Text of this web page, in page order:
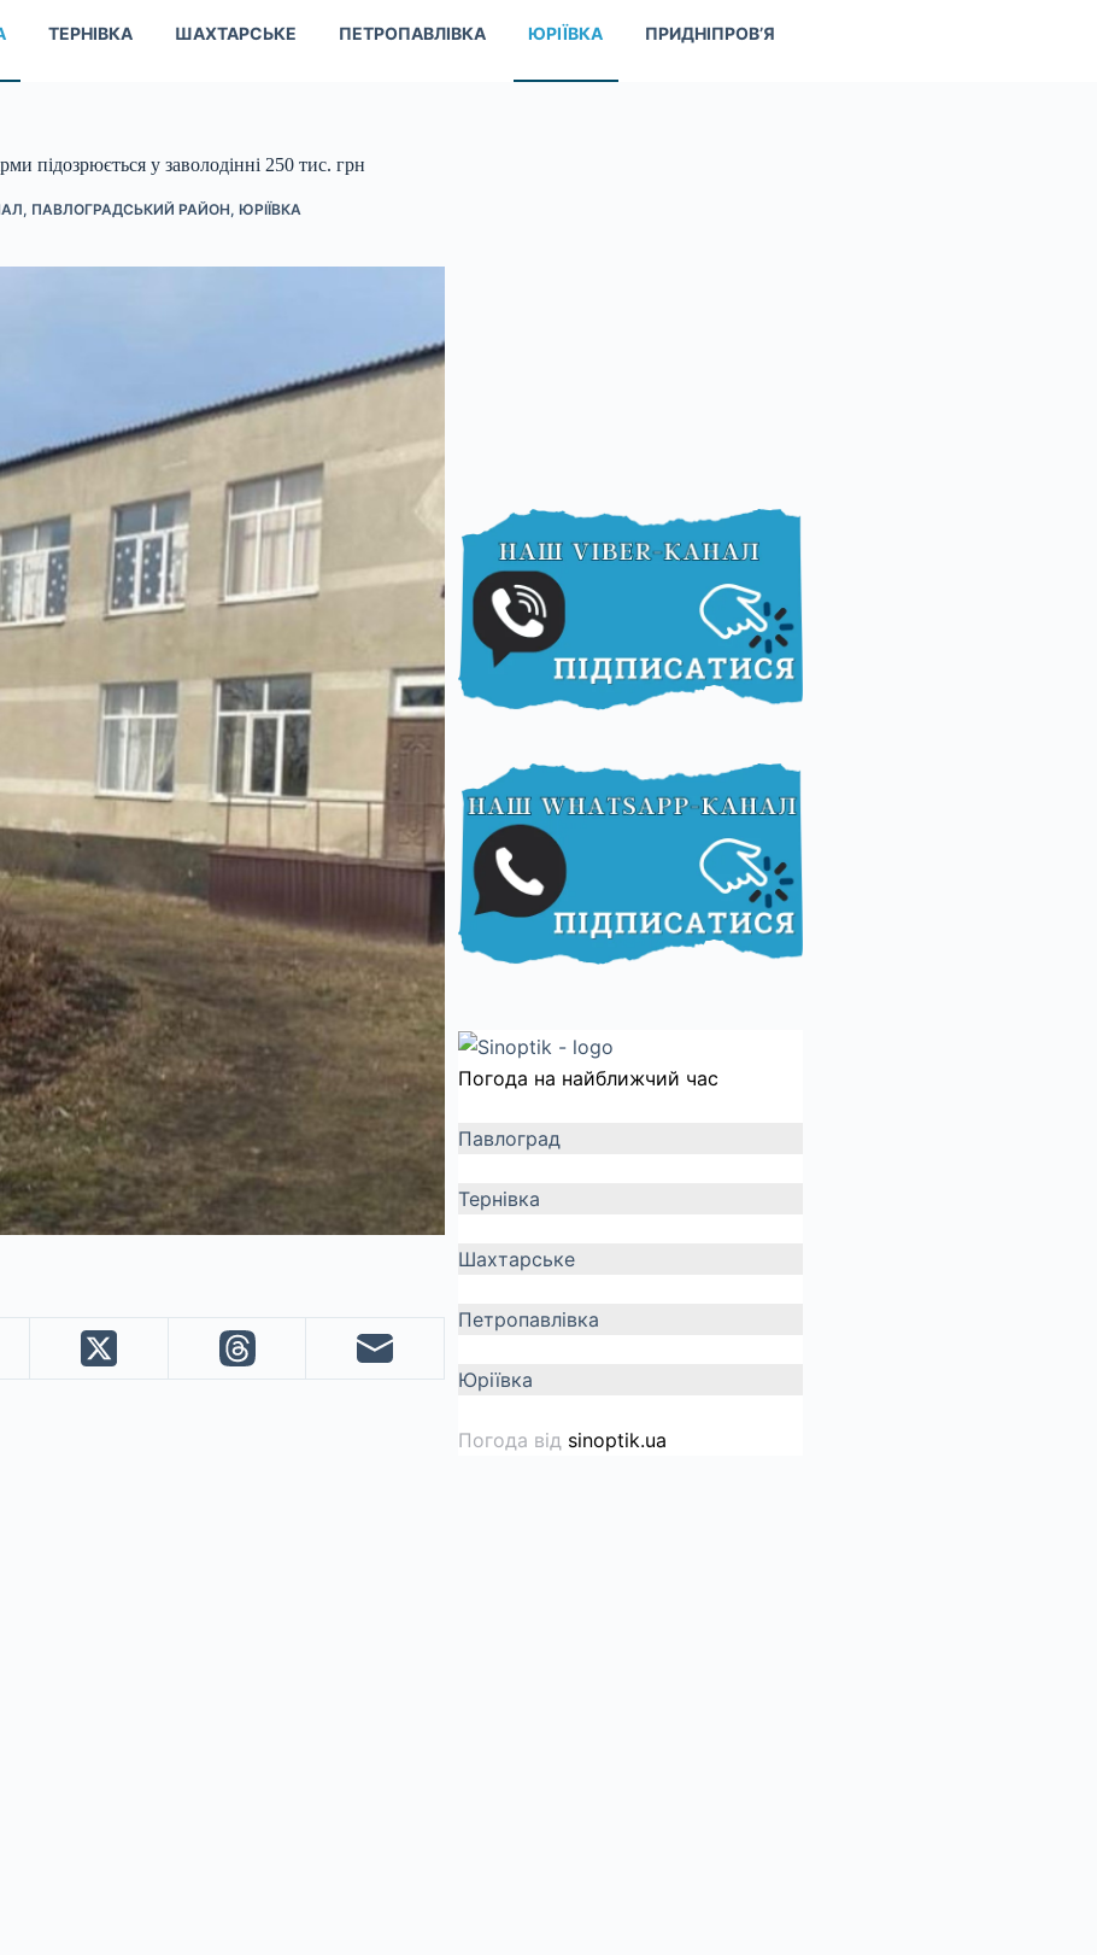
ТЕРНІВКА ШАХТАРСЬКЕ ПЕТРОПАВЛІВКА ЮРІЇВКА ПРИДНІПРОВ’Я
підозрюється у заволодінні 250 тис. грн
, ПАВЛОГРАДСЬКИЙ РАЙОН, ЮРІЇВКА
Погода на найближчий час
Павлоград
Тернівка
Шахтарське
Петропавлівка
Юріївка
Погода від sinoptik.ua